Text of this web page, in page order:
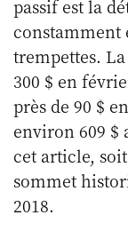
passif est la
constamment
trempettes.
300 $ en
près de 90 $
environ 609 $
cet article,
sommet
2018.